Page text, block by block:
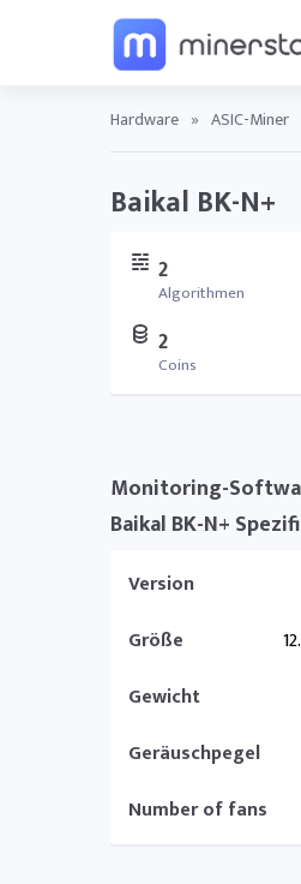
Hardware » ASIC-Miner
Baikal BK-N+
2
Algorithmen
2
Coins
Monitoring-
Baikal BK-N+
Version
Größe
Gewicht
Geräuschpegel
Number of fans